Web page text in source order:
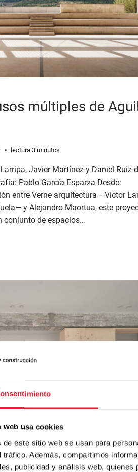
web usa cookies
de este sitio web se usan para
tráfico. Además, compartimos
publicidad y análisis web,
múltiples de
lectura 3minutos
Javier Martínez y Daniel Ruiz
Pablo García Esparza Desde:
entre Verne arquitectura —Víctor
y Alejandro Maortua, este
conjunto de espacios…